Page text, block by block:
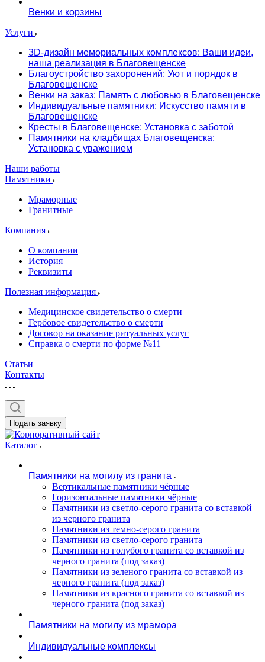
Венки и корзины
Услуги
3D-дизайн мемориальных комплексов: Ваши идеи,
наша реализация в Благовещенске
Благоустройство захоронений: Уют и порядок в
Благовещенске
Венки на заказ: Память с любовью в Благовещенске
Индивидуальные памятники: Искусство памяти в
Благовещенске
Кресты в Благовещенске: Установка с заботой
Памятники на кладбищах Благовещенска:
Установка с уважением
Наши работы
Памятники
Мраморные
Гранитные
Компания
О компании
История
Реквизиты
Полезная информация
Медицинское свидетельство о смерти
Гербовое свидетельство о смерти
Договор на оказание ритуальных услуг
Справка о смерти по форме №11
Статьи
Контакты
Подать заявку
Каталог
Памятники на могилу из гранита
Вертикальные памятники чёрные
Горизонтальные памятники чёрные
Памятники из светло-серого гранита со вставкой
из черного гранита
Памятники из темно-серого гранита
Памятники из светло-серого гранита
Памятники из голубого гранита со вставкой из
черного гранита (под заказ)
Памятники из зеленого гранита со вставкой из
черного гранита (под заказ)
Памятники из красного гранита со вставкой из
черного гранита (под заказ)
Памятники на могилу из мрамора
Индивидуальные комплексы